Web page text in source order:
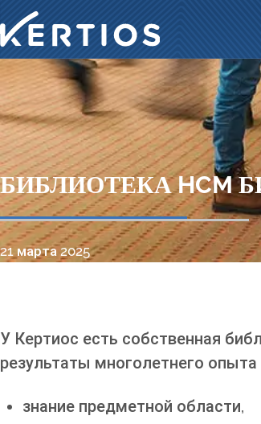
БИБЛИОТЕКА HCM
21 марта 2025
У Кертиос есть собственная
результаты многолетнего
знание предметной области,